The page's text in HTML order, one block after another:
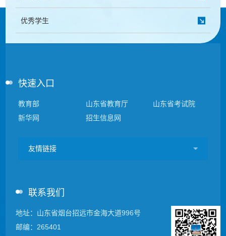
优秀学生
快速入口
教育部 山东省教育厅
山东省考试院
新华网
招生信息网
友情链接
联系我们
地址：山东省烟台招远市金海大道996号
邮编：265401